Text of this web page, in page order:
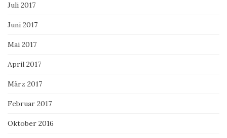
Juli 2017
Juni 2017
Mai 2017
April 2017
März 2017
Februar 2017
Oktober 2016